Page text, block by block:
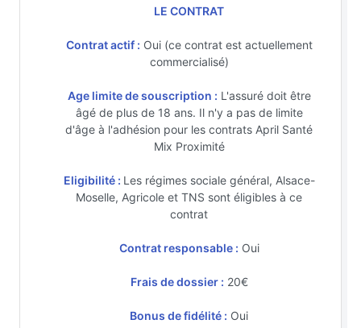
LE CONTRAT
Contrat actif : Oui (ce contrat est actuellement
commercialisé)
Age limite de souscription : L'assuré doit être
âgé de plus de 18 ans. Il n'y a pas de limite
d'âge à l'adhésion pour les contrats April Santé
Mix Proximité
Eligibilité : Les régimes sociale général, Alsace-
Moselle, Agricole et TNS sont éligibles à ce
contrat
Contrat responsable : Oui
Frais de dossier : 20€
Bonus de fidélité : Oui